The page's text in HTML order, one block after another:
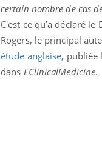
certain nombre de cas
C'est ce qu’a déclaré le
Rogers, le principal
étude anglaise, publiée
dans EClinicalMedicine.